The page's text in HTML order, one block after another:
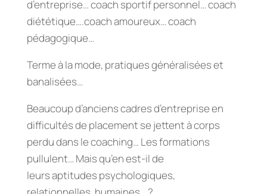
d’entreprise… coach sportif personnel… coach
diététique….coach amoureux… coach
pédagogique…
Terme à la mode, pratiques généralisées et
banalisées…
Beaucoup d’anciens cadres d’entreprise en
difficultés de placement se jettent à corps
perdu dans le coaching… Les formations
pullulent… Mais qu’en est-il de
leurs aptitudes psychologiques,